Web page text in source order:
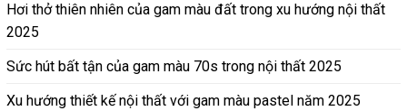
Hơi thở thiên nhiên của gam màu đất trong xu hướng nội thất
2025
Sức hút bất tận của gam màu 70s trong nội thất 2025
Xu hướng thiết kế nội thất với gam màu pastel năm 2025